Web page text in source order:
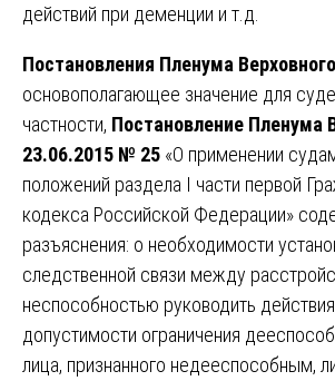
действий при деменции и т.д.
Постановления Пленума
основополагающее значение для
частности, Постановление Пленума
23.06.2015 № 25 «О применении
положений раздела I части первой
кодекса Российской Федерации»
разъяснения: о необходимости
следственной связи между
неспособностью руководить
допустимости ограничения
лица, признанного недееспособным,